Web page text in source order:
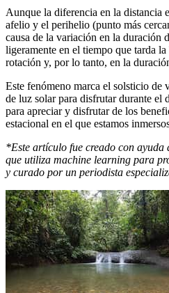
Aunque la diferencia en la distancia
afelio y el perihelio (punto más
causa de la variación en la duración
ligeramente en el tiempo que tarda
rotación y, por lo tanto, en la
Este fenómeno marca el solsticio de
de luz solar para disfrutar durante el
para apreciar y disfrutar de los
estacional en el que estamos
*Este artículo fue creado con
que utiliza machine learning para
y curado por un periodista